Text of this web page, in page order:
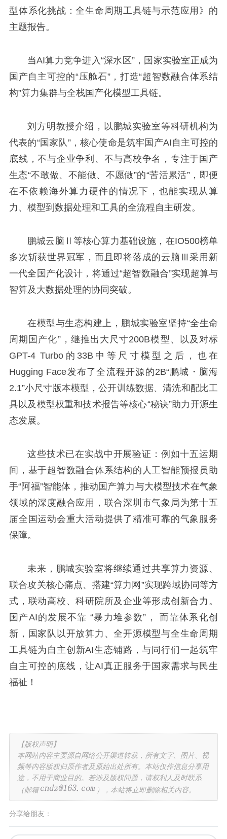
型体系化挑战：全生命周期工具链与示范应用》的
主题报告。
当AI算力竞争进入“深水区”，国家实验室正成为
国产自主可控的“压舱石”，打造“超智数融合体系结
构”算力集群与全栈国产化模型工具链。
刘方明教授介绍，以鹏城实验室等科研机构为
代表的“国家队”，核心使命是筑牢国产AI自主可控的
底线，不与企业争利、不与高校争名，专注于国产
生态“不敢做、不能做、不愿做”的“苦活累活”，即便
在不依赖海外算力硬件的情况下，也能实现从算
力、模型到数据处理和工具的全流程自主研发。
鹏城云脑Ⅱ等核心算力基础设施，在IO500榜单
多次斩获世界冠军，而且即将落成的云脑Ⅲ采用新
一代全国产化设计，将通过“超智数融合”实现超算与
智算及大数据处理的协同突破。
在模型与生态构建上，鹏城实验室坚持“全生命
周期国产化”，继推出大尺寸200B模型、以及对标
GPT-4 Turbo的33B中等尺寸模型之后，也在
Hugging Face发布了全流程开源的2B“鹏城・脑海
2.1”小尺寸版本模型，公开训练数据、清洗和配比工
具以及模型权重和技术报告等核心“秘诀”助力开源生
态发展。
这些技术已在实战中开展验证：例如十五运期
间，基于超智数融合体系结构的人工智能预报员助
手“阿福”智能体，推动国产算力与大模型技术在气象
领域的深度融合应用，联合深圳市气象局为第十五
届全国运动会重大活动提供了精准可靠的气象服务
保障。
未来，鹏城实验室将继续通过共享算力资源、
联合攻关核心痛点、搭建“算力网”实现跨域协同等方
式，联动高校、科研院所及企业等形成创新合力。
国产AI的发展不靠 “暴力堆参数”， 而靠体系化创
新，国家队以开放算力、全开源模型与全生命周期
工具链为自主创新AI生态铺路，与同行们一起筑牢
自主可控的底线，让AI真正服务于国家需求与民生
福祉！
【版权声明】
本网站内容主要源自网络公开渠道转载，所有文字、图片、视
频等内容版权归原作者及原始出处所有。本站仅作信息分享用
途，不用于商业目的。若涉及版权问题，请权利人及时联系
（邮箱
），本站将立即删除相关内容。
分享给朋友：